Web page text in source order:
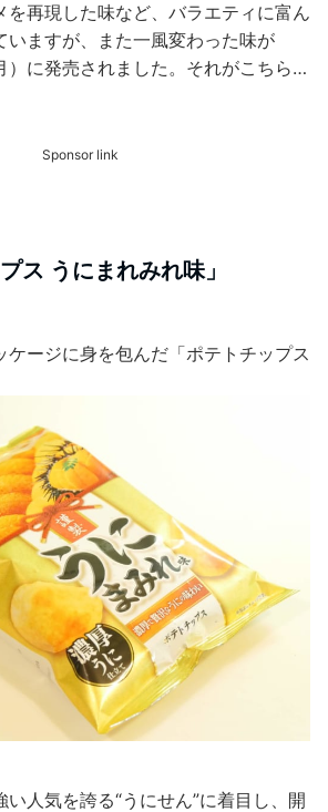
を再現した味など、バラエティに富ん
いますが、また一風変わった味が
）に発売されました。それがこちら…
Sponsor link
ス うにまれみれ味」
ケージに身を包んだ「ポテトチップス
人気を誇る“うにせん”に着目し、開